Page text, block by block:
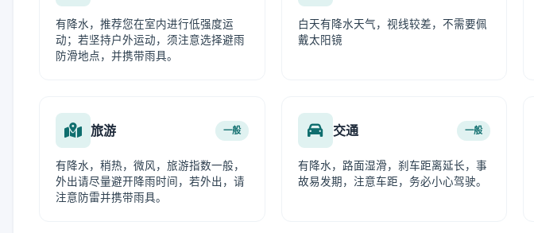
有降水，推荐您在室内进行低强度运
动；若坚持户外运动，须注意选择避雨
防滑地点，并携带雨具。
白天有降水天气，视线较差，不需要佩
戴太阳镜
旅游 一般
有降水，稍热，微风，旅游指数一般，
外出请尽量避开降雨时间，若外出，请
注意防雷并携带雨具。
交通 一般
有降水，路面湿滑，刹车距离延长，事
故易发期，注意车距，务必小心驾驶。